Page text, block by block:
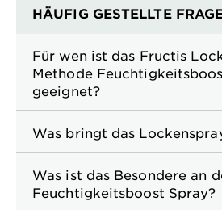
HÄUFIG GESTELLTE
Für wen ist das Fructis
Methode
geeignet?
Was bringt das
Was ist das Besondere an
Feuchtigkeitsboost Spray?